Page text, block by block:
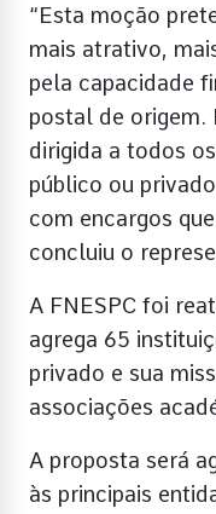
“Esta moção
mais atrativo,
pela capacidade
postal de origem.
dirigida a todos
público ou
com encargos
concluiu o
A FNESPC foi
agrega 65
privado e sua
associações
A proposta será
às principais